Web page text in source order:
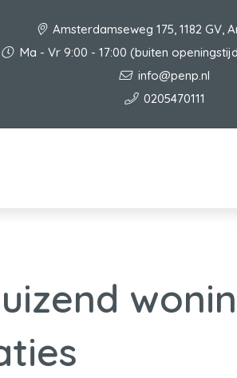
Amsterdamseweg 175, 1182 GV,
Ma - Vr 9:00 - 17:00 (buiten
info@penp.nl
0205470111